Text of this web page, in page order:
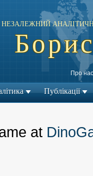
НЕЗАЛЕЖНИЙ
Про нас
Публікації
at